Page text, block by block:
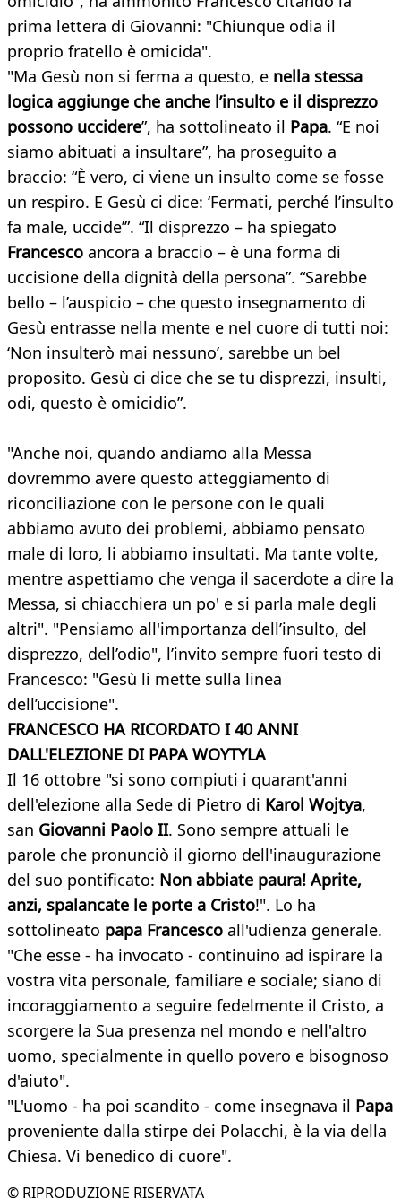
prima lettera di Giovanni: "Chiunque odia il
proprio fratello è omicida".
"Ma Gesù non si ferma a questo, e nella stessa
logica aggiunge che anche l’insulto e il disprezzo
possono uccidere”, ha sottolineato il Papa. “E noi
siamo abituati a insultare”, ha proseguito a
braccio: “È vero, ci viene un insulto come se fosse
un respiro. E Gesù ci dice: ‘Fermati, perché l’insulto
fa male, uccide’”. “Il disprezzo – ha spiegato
Francesco ancora a braccio – è una forma di
uccisione della dignità della persona”. “Sarebbe
bello – l’auspicio – che questo insegnamento di
Gesù entrasse nella mente e nel cuore di tutti noi:
‘Non insulterò mai nessuno’, sarebbe un bel
proposito. Gesù ci dice che se tu disprezzi, insulti,
odi, questo è omicidio”.
"Anche noi, quando andiamo alla Messa
dovremmo avere questo atteggiamento di
riconciliazione con le persone con le quali
abbiamo avuto dei problemi, abbiamo pensato
male di loro, li abbiamo insultati. Ma tante volte,
mentre aspettiamo che venga il sacerdote a dire la
Messa, si chiacchiera un po' e si parla male degli
altri". "Pensiamo all'importanza dell’insulto, del
disprezzo, dell’odio", l’invito sempre fuori testo di
Francesco: "Gesù li mette sulla linea
dell’uccisione".
FRANCESCO HA RICORDATO I 40 ANNI
DALL'ELEZIONE DI PAPA WOYTYLA
Il 16 ottobre "si sono compiuti i quarant'anni
dell'elezione alla Sede di Pietro di Karol Wojtya,
san Giovanni Paolo II. Sono sempre attuali le
parole che pronunciò il giorno dell'inaugurazione
del suo pontificato: Non abbiate paura! Aprite,
anzi, spalancate le porte a Cristo!". Lo ha
sottolineato papa Francesco all'udienza generale.
"Che esse - ha invocato - continuino ad ispirare la
vostra vita personale, familiare e sociale; siano di
incoraggiamento a seguire fedelmente il Cristo, a
scorgere la Sua presenza nel mondo e nell'altro
uomo, specialmente in quello povero e bisognoso
d'aiuto".
"L'uomo - ha poi scandito - come insegnava il Papa
proveniente dalla stirpe dei Polacchi, è la via della
Chiesa. Vi benedico di cuore".
© RIPRODUZIONE RISERVATA